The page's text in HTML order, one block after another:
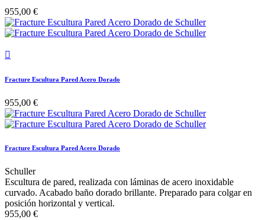
955,00 €

Fracture Escultura Pared Acero Dorado
955,00 €
Fracture Escultura Pared Acero Dorado
Schuller
Escultura de pared, realizada con láminas de acero inoxidable
curvado. Acabado baño dorado brillante. Preparado para colgar en
posición horizontal y vertical.
955,00 €